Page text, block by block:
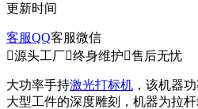
更新时间
客服QQ客服微信
源头工厂终身维护售后无忧
大功率手持激光打标机 ，该机器
大型工件的深度雕刻，机器为拉